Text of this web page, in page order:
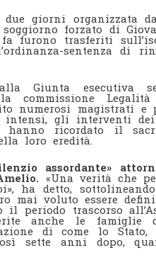
giorni organizzata
forzato di
fa furono trasferiti
sentenza di
Giunta esecutiva
commissione
numerosi magistrati e
intensi, gli interventi
hanno ricordato il
loro eredità.
assordante»
«Una verità che
ha detto,
mai voluto essere
periodo trascorso
anche le famiglie
di come lo Stato,
sette anni dopo,